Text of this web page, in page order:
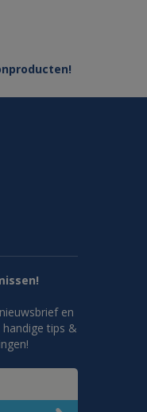
en
tips &